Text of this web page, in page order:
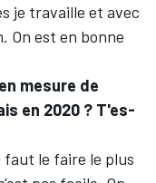
je travaille et avec
On est en bonne
mesure de
en 2020 ? T'es-
faut le faire le plus